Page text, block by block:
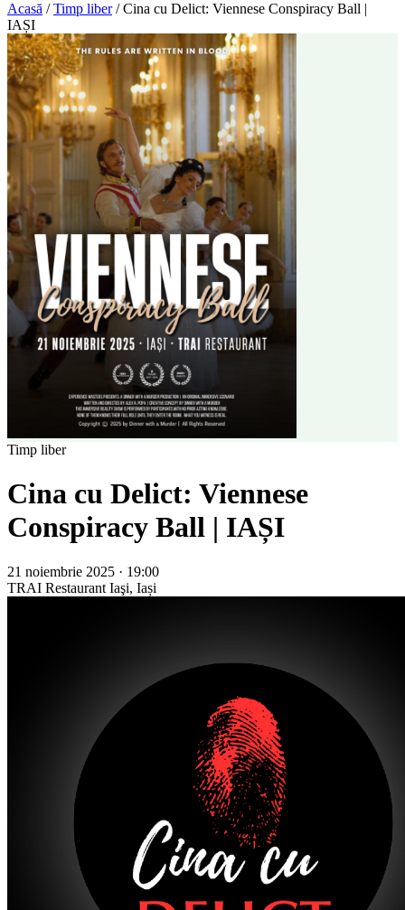
Acasă / Timp liber / Cina cu Delict: Viennese Conspiracy Ball |
IAȘI
Timp liber
Cina cu Delict: Viennese
Conspiracy Ball | IAȘI
21 noiembrie 2025 · 19:00
TRAI Restaurant Iaşi, Iași